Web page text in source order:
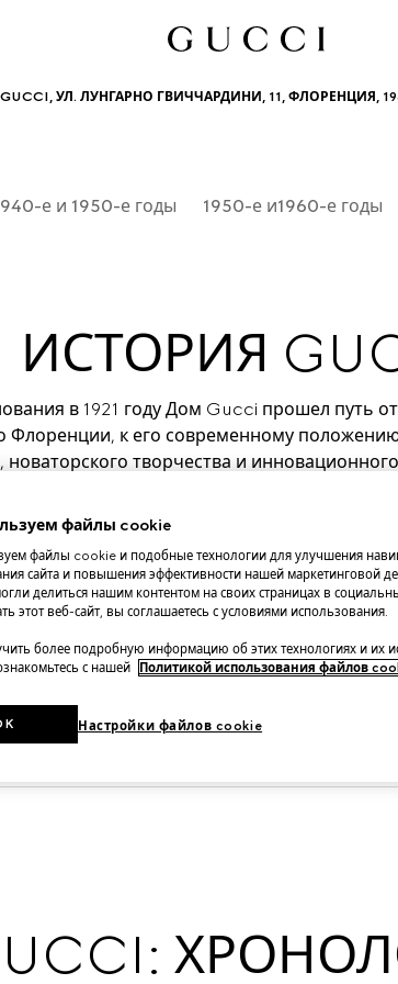
УЛ. ЛУНГАРНО ГВИЧЧАРДИНИ, 11, ФЛОРЕНЦИЯ,
е и 1950-е годы 1950-е и1960-е годы
ИСТОРИЯ
в 1921 году Дом Gucci прошел путь
Флоренции, к его современному
новаторского творчества и
пути, история Дома неизгладимым
файлы cookie
файлы cookie и подобные технологии для улучшения
сайта и повышения эффективности нашей маркетинговой
делиться нашим контентом на своих страницах в
этот веб-сайт, вы соглашаетесь с условиями использования.
более подробную информацию об этих технологиях и их
с нашей
Политикой использования файлов
Настройки файлов cookie